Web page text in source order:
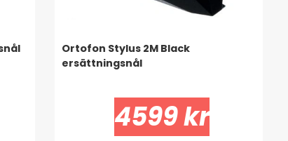
Ortofon Stylus 2M Black
ersättningsnål
4599 kr